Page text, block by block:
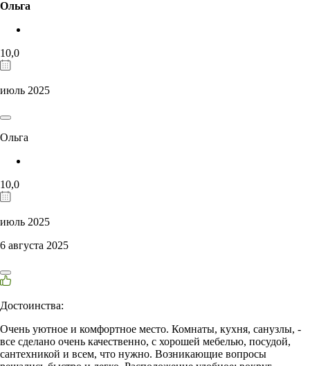
Ольга
10,0
июль 2025
Ольга
10,0
июль 2025
6 августа 2025
Достоинства:
Очень уютное и комфортное место. Комнаты, кухня, санузлы, -
все сделано очень качественно, с хорошей мебелью, посудой,
сантехникой и всем, что нужно. Возникающие вопросы